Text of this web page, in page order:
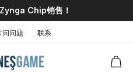
Chip销售！
问问题 联系